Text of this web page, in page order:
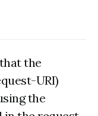
the
URI)
the